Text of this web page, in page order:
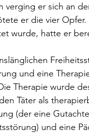
verging er sich an
er die vier
wurde, hatte er
und eine
Therapie wurde
Täter als
(der eine
und eine